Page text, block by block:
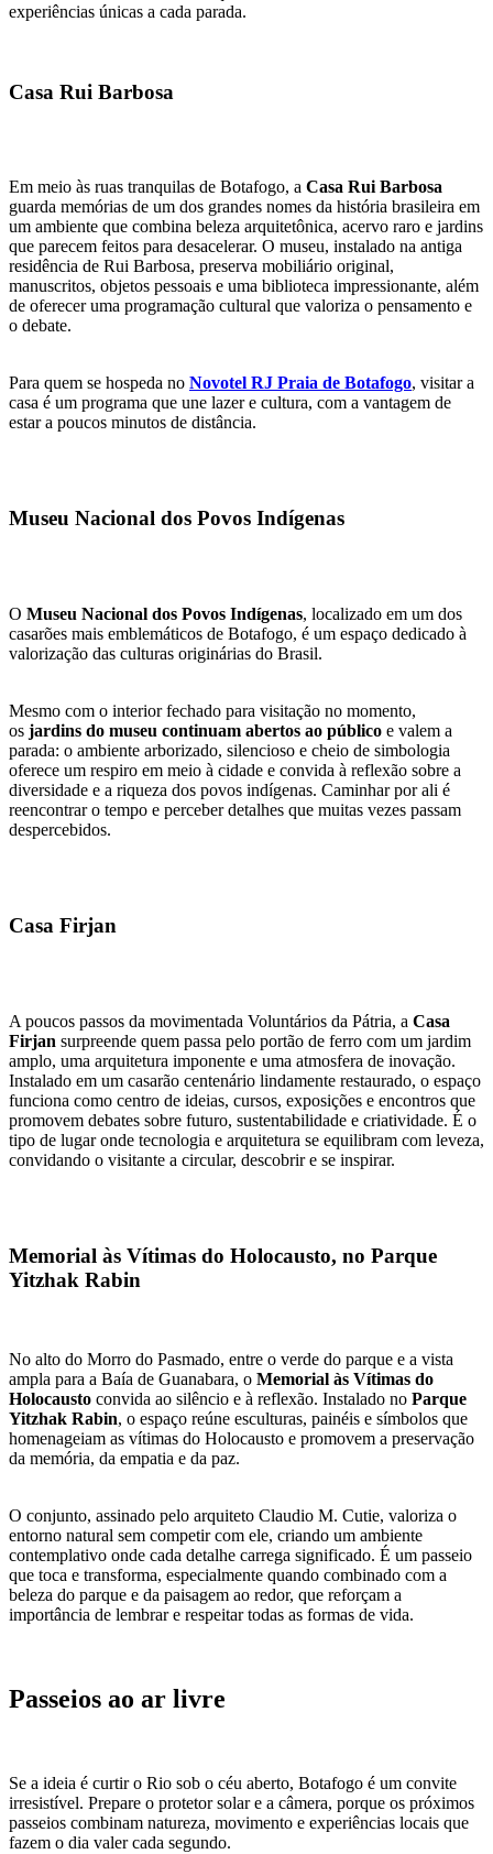
experiências únicas a cada parada.
Casa Rui Barbosa
Em meio às ruas tranquilas de Botafogo, a Casa Rui Barbosa
guarda memórias de um dos grandes nomes da história brasileira em
um ambiente que combina beleza arquitetônica, acervo raro e jardins
que parecem feitos para desacelerar. O museu, instalado na antiga
residência de Rui Barbosa, preserva mobiliário original,
manuscritos, objetos pessoais e uma biblioteca impressionante, além
de oferecer uma programação cultural que valoriza o pensamento e
o debate.
Para quem se hospeda no Novotel RJ Praia de Botafogo, visitar a
casa é um programa que une lazer e cultura, com a vantagem de
estar a poucos minutos de distância.
Museu Nacional dos Povos Indígenas
O Museu Nacional dos Povos Indígenas, localizado em um dos
casarões mais emblemáticos de Botafogo, é um espaço dedicado à
valorização das culturas originárias do Brasil.
Mesmo com o interior fechado para visitação no momento,
os jardins do museu continuam abertos ao público e valem a
parada: o ambiente arborizado, silencioso e cheio de simbologia
oferece um respiro em meio à cidade e convida à reflexão sobre a
diversidade e a riqueza dos povos indígenas. Caminhar por ali é
reencontrar o tempo e perceber detalhes que muitas vezes passam
despercebidos.
Casa Firjan
A poucos passos da movimentada Voluntários da Pátria, a Casa
Firjan surpreende quem passa pelo portão de ferro com um jardim
amplo, uma arquitetura imponente e uma atmosfera de inovação.
Instalado em um casarão centenário lindamente restaurado, o espaço
funciona como centro de ideias, cursos, exposições e encontros que
promovem debates sobre futuro, sustentabilidade e criatividade. É o
tipo de lugar onde tecnologia e arquitetura se equilibram com leveza,
convidando o visitante a circular, descobrir e se inspirar.
Memorial às Vítimas do Holocausto, no Parque
Yitzhak Rabin
No alto do Morro do Pasmado, entre o verde do parque e a vista
ampla para a Baía de Guanabara, o Memorial às Vítimas do
Holocausto convida ao silêncio e à reflexão. Instalado no Parque
Yitzhak Rabin, o espaço reúne esculturas, painéis e símbolos que
homenageiam as vítimas do Holocausto e promovem a preservação
da memória, da empatia e da paz.
O conjunto, assinado pelo arquiteto Claudio M. Cutie, valoriza o
entorno natural sem competir com ele, criando um ambiente
contemplativo onde cada detalhe carrega significado. É um passeio
que toca e transforma, especialmente quando combinado com a
beleza do parque e da paisagem ao redor, que reforçam a
importância de lembrar e respeitar todas as formas de vida.
Passeios ao ar livre
Se a ideia é curtir o Rio sob o céu aberto, Botafogo é um convite
irresistível. Prepare o protetor solar e a câmera, porque os próximos
passeios combinam natureza, movimento e experiências locais que
fazem o dia valer cada segundo.